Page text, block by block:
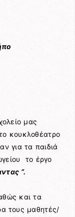
μας
κουκλοθέατρο
για τα παιδιά
το έργο
“.
και τα
τους μαθητές/